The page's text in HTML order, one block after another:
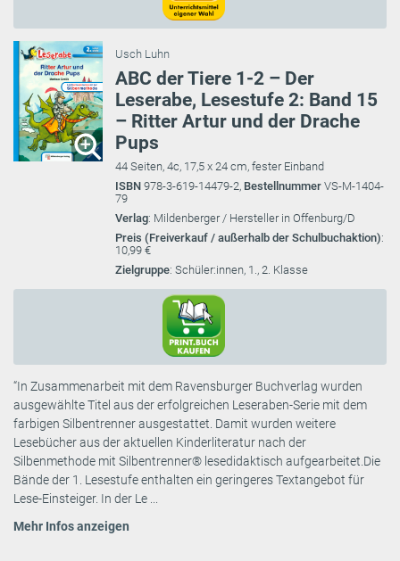
Usch Luhn
ABC der Tiere 1-2 – Der
Leserabe, Lesestufe 2: Band 15
– Ritter Artur und der Drache
Pups
44 Seiten, 4c, 17,5 x 24 cm, fester Einband
ISBN 978-3-619-14479-2, Bestellnummer VS-M-1404-
79
Verlag: Mildenberger / Hersteller in Offenburg/D
Preis (Freiverkauf / außerhalb der Schulbuchaktion):
10,99 €
Zielgruppe: Schüler:innen, 1., 2. Klasse
“In Zusammenarbeit mit dem Ravensburger Buchverlag wurden
ausgewählte Titel aus der erfolgreichen Leseraben-Serie mit dem
farbigen Silbentrenner ausgestattet. Damit wurden weitere
Lesebücher aus der aktuellen Kinderliteratur nach der
Silbenmethode mit Silbentrenner® lesedidaktisch aufgearbeitet.Die
Bände der 1. Lesestufe enthalten ein geringeres Textangebot für
Lese-Einsteiger. In der Le ...
Mehr Infos anzeigen